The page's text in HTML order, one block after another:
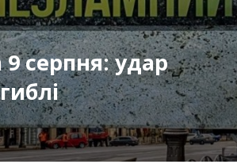
РФ,
Колодязя
серпня: удар
у
на
град, Ізюм
у
погром